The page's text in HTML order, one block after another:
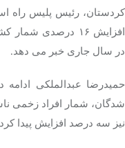
کردستان، رئیس پلیس راه
افزایش ۱۶ درصدی
در سال جاری خبر می دهد.
حمیدرضا عبدالملکی ادامه
شدگان، شمار افراد زخمی
نیز سه درصد افزایش پیدا